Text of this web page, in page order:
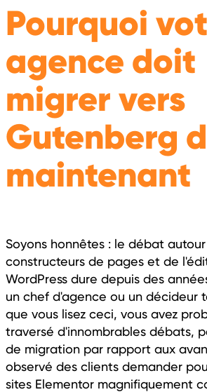
Pourquoi
agence doit
migrer vers
Gutenberg
maintenant
Soyons honnêtes : le débat
constructeurs de pages et de
WordPress dure depuis des
un chef d'agence ou un décideur
que vous lisez ceci, vous avez
traversé d'innombrables débats,
de migration par rapport aux
observé des clients demander
sites Elementor magnifiquement